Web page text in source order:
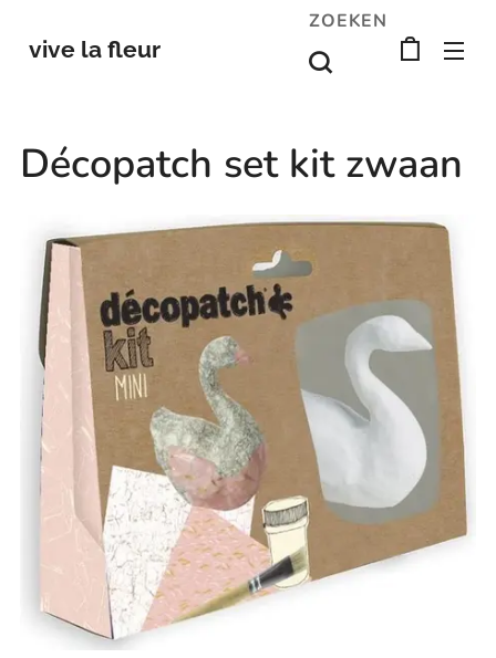
vive la fleur
ZOEKEN
Décopatch set kit zwaan